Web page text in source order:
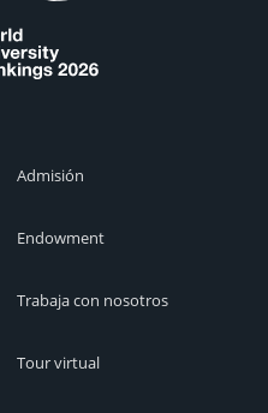
Admisión
Endowment
Trabaja con nosotros
Tour virtual